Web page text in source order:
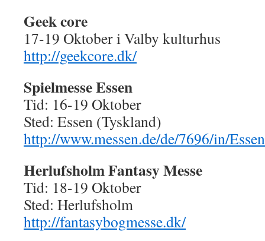
Geek core
17-19 Oktober i Valby kulturhus
http://geekcore.dk/
Spielmesse Essen
Tid: 16-19 Oktober
Sted: Essen (Tyskland)
http://www.messen.de/de/7696/in/
Herlufsholm Fantasy Messe
Tid: 18-19 Oktober
Sted: Herlufsholm
http://fantasybogmesse.dk/